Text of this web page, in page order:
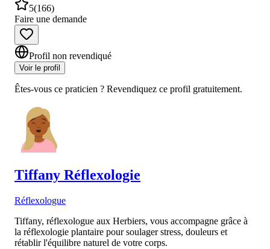
5(166)
Faire une demande
Profil non revendiqué
Voir le profil
Êtes-vous ce praticien ? Revendiquez ce profil gratuitement.
Tiffany Réflexologie
Réflexologue
Tiffany, réflexologue aux Herbiers, vous accompagne grâce à
la réflexologie plantaire pour soulager stress, douleurs et
rétablir l'équilibre naturel de votre corps.